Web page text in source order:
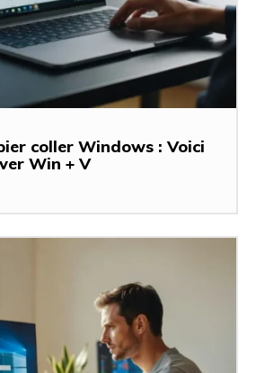
coller Windows : Voici
Win + V